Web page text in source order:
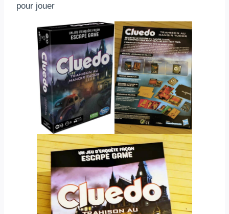
pour jouer